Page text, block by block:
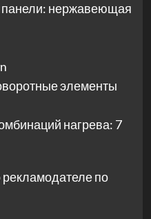
нержавеющая
элементы
нагрева: 7
по